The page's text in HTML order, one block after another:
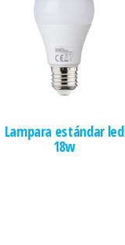
Lampara estándar led
18w